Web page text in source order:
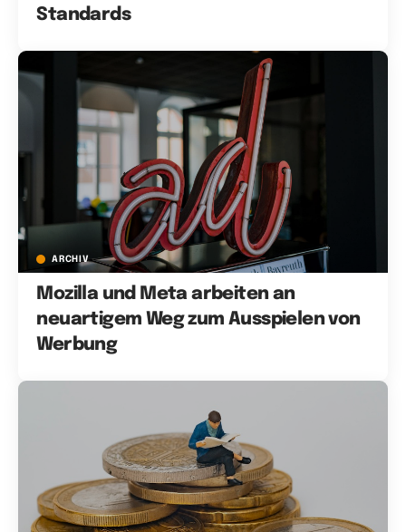
Standards
ARCHIV
Mozilla und Meta arbeiten an
neuartigem Weg zum Ausspielen von
Werbung